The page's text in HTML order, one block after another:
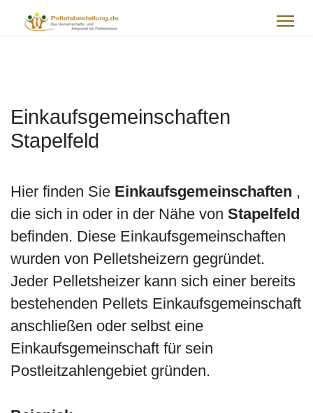
Einkaufsgemeinschaften
Stapelfeld
Hier finden Sie Einkaufsgemeinschaften ,
die sich in oder in der Nähe von Stapelfeld
befinden. Diese Einkaufsgemeinschaften
wurden von Pelletsheizern gegründet.
Jeder Pelletsheizer kann sich einer bereits
bestehenden Pellets Einkaufsgemeinschaft
anschließen oder selbst eine
Einkaufsgemeinschaft für sein
Postleitzahlengebiet gründen.